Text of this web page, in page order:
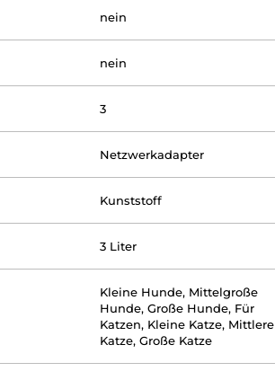
nein
nein
3
Netzwerkadapter
Kunststoff
3 Liter
Kleine Hunde, Mittelgroße
Hunde,Große Hunde, Für
Katzen, Kleine Katze, Mittlere
Katze,Große Katze